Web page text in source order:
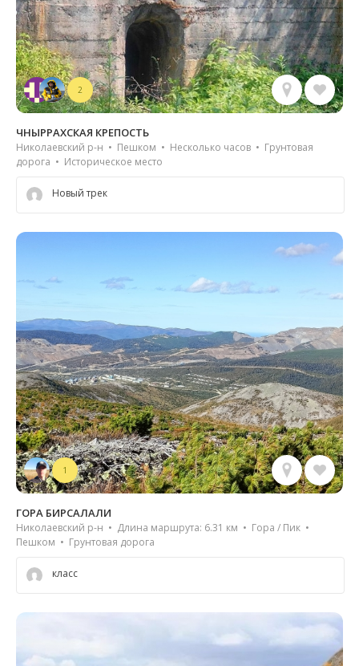
2
ЧНЫРРАХСКАЯ КРЕПОСТЬ
Николаевский р-н • Пешком • Несколько часов • Грунтовая
дорога • Историческое место
Новый трек
1
ГОРА БИРСАЛАЛИ
Николаевский р-н • Длина маршрута: 6.31 км • Гора / Пик •
Пешком • Грунтовая дорога
класс